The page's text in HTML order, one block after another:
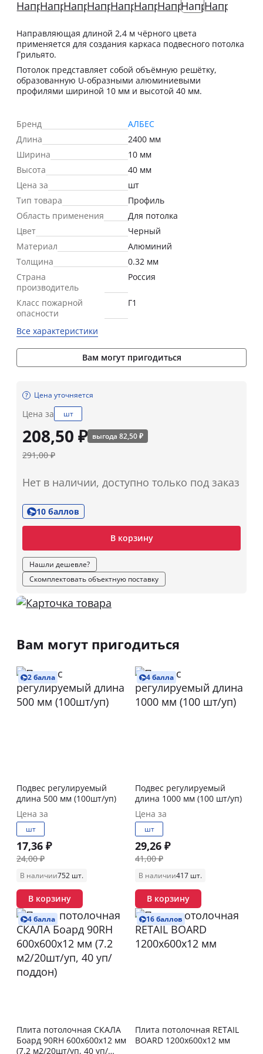
Направляющая длиной 2,4 м чёрного цвета
применяется для создания каркаса подвесного потолка
Грильято.
Потолок представляет собой объёмную решётку,
образованную U-образными алюминиевыми
профилями шириной 10 мм и высотой 40 мм.
Бренд
АЛБЕС
Длина
2400 мм
Ширина
10 мм
Высота
40 мм
Цена за
шт
Тип товара
Профиль
Область применения
Для потолка
Цвет
Черный
Материал
Алюминий
Толщина
0.32 мм
Страна
производитель
Россия
Класс пожарной
опасности
Г1
Все характеристики
Вам могут пригодиться
Цена уточняется
Цена за шт
208,50 ₽ выгода 82,50 ₽
291,00 ₽
Нет в наличии, доступно только под заказ
10 баллов
В корзину
Нашли дешевле?
Скомплектовать объектную поставку
Вам могут пригодиться
2 балла
Подвес регулируемый
длина 500 мм (100шт/уп)
Цена за
шт
17,36 ₽
24,00 ₽
В наличии752 шт.
В корзину
4 балла
Подвес регулируемый
длина 1000 мм (100 шт/уп)
Цена за
шт
29,26 ₽
41,00 ₽
В наличии417 шт.
В корзину
4 балла
Плита потолочная СКАЛА
Боард 90RH 600х600х12 мм
(7.2 м2/20шт/уп, 40 уп/
16 баллов
Плита потолочная RETAIL
BOARD 1200х600х12 мм